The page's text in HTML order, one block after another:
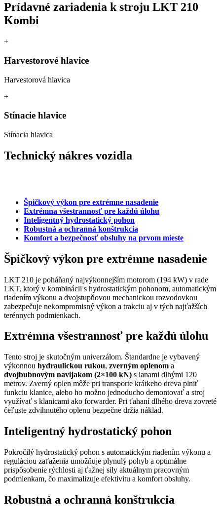
Prídavné zariadenia k stroju LKT 210
Kombi
+
Harvestorové hlavice
Harvestorová hlavica
+
Stínacie hlavice
Stínacia hlavica
Technický nákres vozidla
Špičkový výkon pre extrémne nasadenie
Extrémna všestrannosť pre každú úlohu
Inteligentný hydrostatický pohon
Robustná a ochranná konštrukcia
Komfort a bezpečnosť obsluhy na prvom mieste
Špičkový výkon pre extrémne nasadenie
LKT 210 je poháňaný najvýkonnejším motorom (194 kW) v rade
LKT, ktorý v kombinácii s hydrostatickým pohonom, automatickým
riadením výkonu a dvojstupňovou mechanickou rozvodovkou
zabezpečuje nekompromisný výkon a trakciu aj v tých najťažších
terénnych podmienkach.
Extrémna všestrannosť pre každú úlohu
Tento stroj je skutočným univerzálom. Štandardne je vybavený
výkonnou hydraulickou rukou, zverným oplenom a
dvojbubnovým navijakom (2×100 kN) s lanami dlhými 120
metrov. Zverný oplen môže pri transporte krátkeho dreva plniť
funkciu klanice, alebo ho možno jednoducho demontovať a stroj
využívať s klanicami ako forwarder. Pri ťahaní dlhého dreva zovreté
čeľuste zdvihnutého oplenu bezpečne držia náklad.
Inteligentný hydrostatický pohon
Pokročilý hydrostatický pohon s automatickým riadením výkonu a
reguláciou zaťaženia umožňuje plynulý pohyb a optimálne
prispôsobenie rýchlosti aj ťažnej sily aktuálnym pracovným
podmienkam, čo maximalizuje efektivitu a komfort obsluhy.
Robustná a ochranná konštrukcia